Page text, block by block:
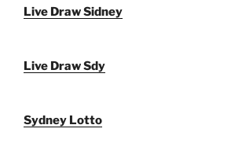
Live Draw Sidney
Live Draw Sdy
Sydney Lotto